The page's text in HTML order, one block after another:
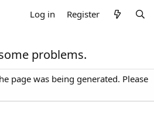
Log in Register
problems.
page was being generated. Please